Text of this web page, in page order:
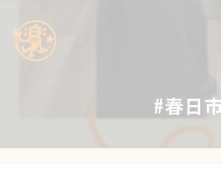
#春日